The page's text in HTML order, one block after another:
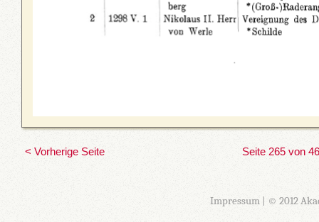
< Vorherige Seite Seite 265 von
Impressum| © 2012